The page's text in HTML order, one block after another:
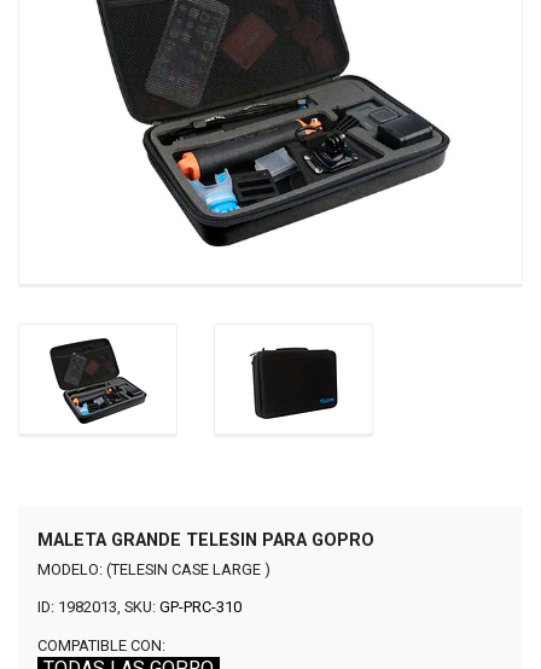
MALETA GRANDE TELESIN PARA GOPRO
MODELO: (TELESIN CASE LARGE )
ID: 1982013, SKU: GP-PRC-310
COMPATIBLE CON: